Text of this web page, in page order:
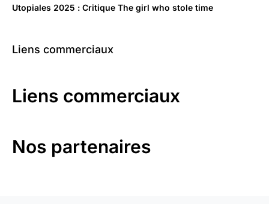
Utopiales 2025 : Critique The girl who stole time
Liens commerciaux
Liens commerciaux
Nos partenaires